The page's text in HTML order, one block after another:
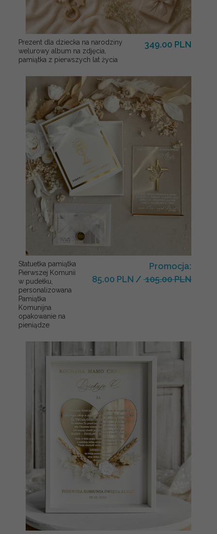
Prezent dla dziecka na narodziny
welurowy album na zdjęcia,
pamiątka z pierwszych lat życia
349.00 PLN
Statuetka pamiątka
Pierwszej Komunii
w pudełku,
personalizowana
Pamiątka
Komunijna
opakowanie na
pieniądze
Promocja:
85.00 PLN / 105.00 PLN